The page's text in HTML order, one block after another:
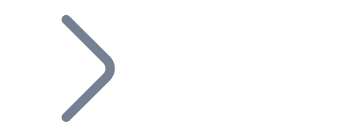
Ajoutez le token de votre projet à notre service